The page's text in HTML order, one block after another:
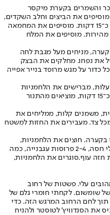
והשמרים בקערת מיקסר
נמוכה. מוסיפים את הביצים וחלב השקדים,
מגבירים למהירות בינונית ומערבבים כ־15 דקות. מוסיפים את המחמאה
באותה מהירות. מוסיפים את המלח
מניחים מעל מגבת לחה
את נפחו. מחלקים את הבצק
מניחים כל כדור על מגש מרופד בנייר אפייה
תנור לטמפרטורה של 180 מעלות, מברישים את הלחמניות
בחלמון ומפזרים מעל מלח גס. אופים כ־15 דקות, מוציאים מהתנור
משמנים קלות, ממליחים את
אותם כ־3 דקות מכל צד. מעבירים את החזות למשטח
בקערה. חוצים את הלחמניות,
מורחים כף מיונז מתובל ומניחים 2 עלי חסה, 2-4 פרוסות עגבנייה, כמה
חמוצים ו־3 פרוסות חזה עוף.סוגרים את הלחמניות,
עלי. פשטות של רחוב
שומשום. לקחתי חומרי גלם של
לחם הרחוב המרגש הזה. כדי
את הסנדוויץ' לטוסטר ולהניח